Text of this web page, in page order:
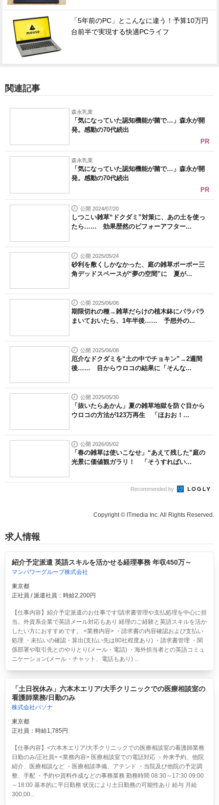
「5年前のPC」とこんなに違う！予算10万円
台前半で実現する快適PCライフ
関連記事
森永乳業
「気になっていた認知機能が菌で…」森永が開
発。感動の70代続出
PR
森永乳業
「気になっていた認知機能が菌で…」森永が開
発。感動の70代続出
PR
公開 2024/07/20
しつこい雑草“ドクダミ”対策に、あの土を使っ
たら…… 効果歴然のビフォーアフター...
公開 2025/05/24
砂利を敷くしかなかった、庭の雑草ボーボー三
角デッドスペースが“夢の空間”に 夏が...
公開 2025/06/06
期限切れの種→雑草だらけの植木鉢にパラパラ
まいておいたら、1年半後…… 予想外の...
公開 2025/06/08
厄介なドクダミを“土の中でチョキン”→2週間
後…… 目からウロコの結果に「そんな...
公開 2025/05/30
「抜いたらあかん」夏の雑草地獄を防ぐ目から
ウロコの方法が123万再生 「ほおお！...
公開 2026/05/02
「春の雑草は使いこなせ」“あえて残した”庭の
光景に価値観ガラリ！ 「そうすればい...
Recommended by
Copyright © ITmedia Inc. All Rights Reserved.
求人情報
紹介予定派遣 英語スキルを活かせる経理事務 年収450万～
マンパワーグループ株式会社
東京都
正社員 / 派遣社員：時給2,200円
【仕事内容】紹介予定派遣のお仕事です!請求書管理や支払処理を中心に担
当。外資系企業で英語メール対応もあり 経理のご経験と英語スキルを活か
したい方におすすめです。 <業務内容> ・請求書の内容確認および支払い
処理 ・未払いの確認・算出(支払い先は80社程度あり) ・請求書管理 ・関
係部署や取引先とのやりとり(メール・電話) ・海外担当者との英語コミュ
ニケーション(メール・チャット、電話もあり) ...
「土日祝休み」六本木エリア/大手クリニックでの医療相談室の
看護師業務/日勤のみ
株式会社パソナ
東京都
正社員：時給1,785円
【仕事内容】<六本木エリア/大手クリニックでの医療相談室の看護師業務
日勤のみ/正社員> <業務内容> 医療相談室での電話対応 ・外来予約、他院
紹介、医療相談など ・医療相談準備、アテンド ・当院及び他院の予定調
整、手配 ・予約や資料作成などの事務業務 勤務時間 08:30～17:30 09:00
～18:00 基本的に平日勤務 状況により土日勤務の可能性あり 給与 月給
300,00...